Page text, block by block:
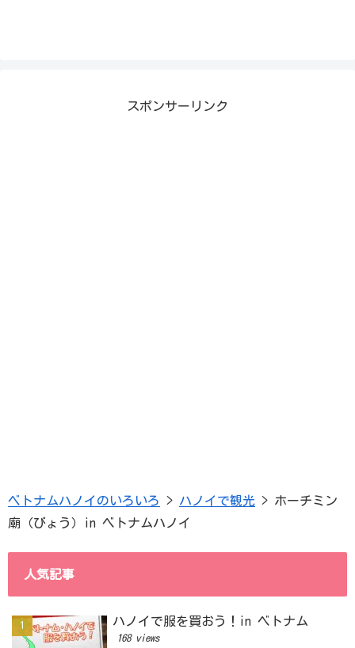
スポンサーリンク
ベトナムハノイのいろいろ > ハノイで観光 > ホーチミン
廟（びょう）in ベトナムハノイ
人気記事
ハノイで服を買おう！in ベトナム
168 views